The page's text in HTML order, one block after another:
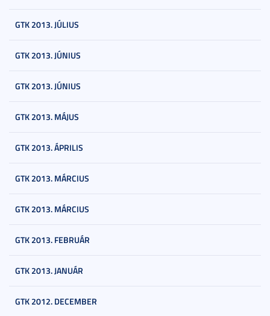
GTK 2013. JÚLIUS
GTK 2013. JÚNIUS
GTK 2013. JÚNIUS
GTK 2013. MÁJUS
GTK 2013. ÁPRILIS
GTK 2013. MÁRCIUS
GTK 2013. MÁRCIUS
GTK 2013. FEBRUÁR
GTK 2013. JANUÁR
GTK 2012. DECEMBER